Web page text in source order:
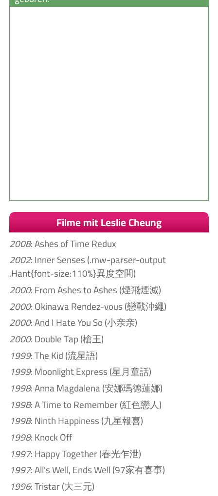
Filme mit Leslie Cheung
2008: Ashes of Time Redux
2002: Inner Senses (.mw-parser-output
.Hant{font-size:110%}異度空間)
2000: From Ashes to Ashes (煙飛煙滅)
2000: Okinawa Rendez-vous (戀戰沖繩)
2000: And I Hate You So (小亲亲)
2000: Double Tap (槍王)
1999: The Kid (流星語)
1999: Moonlight Express (星月童話)
1998: Anna Magdalena (安娜瑪德蓮娜)
1998: A Time to Remember (紅色戀人)
1998: Ninth Happiness (九星報喜)
1998: Knock Off
1997: Happy Together (春光乍泄)
1997: All's Well, Ends Well (97家有喜事)
1996: Tristar (大三元)